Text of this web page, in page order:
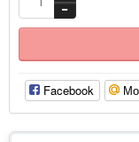
Facebook